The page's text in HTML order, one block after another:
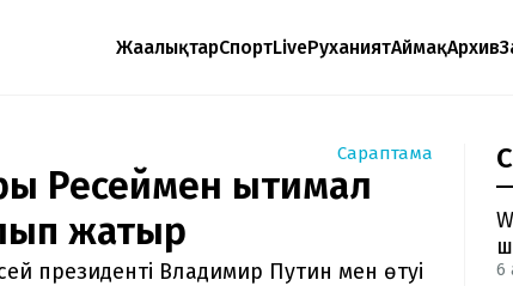
ЖаңалықтарСпортLiveРуханиятАймақАрхив
Сараптама
Ресеймен ықтимал
жатыр
президенті Владимир Путин мен өтуі
6